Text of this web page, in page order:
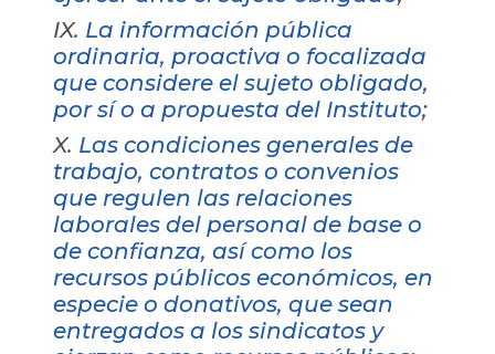
IX. La información pública
ordinaria, proactiva o focalizada
que considere el sujeto obligado,
por sí o a propuesta del Instituto;
X. Las condiciones generales de
trabajo, contratos o convenios
que regulen las relaciones
laborales del personal de base o
de confianza, así como los
recursos públicos económicos, en
especie o donativos, que sean
entregados a los sindicatos y